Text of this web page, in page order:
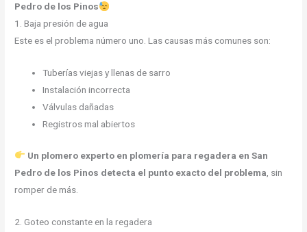
Pedro de los Pinos
1. Baja presión de agua
Este es el problema número uno. Las causas más comunes son:
Tuberías viejas y llenas de sarro
Instalación incorrecta
Válvulas dañadas
Registros mal abiertos
Un plomero experto en plomería para regadera en San
Pedro de los Pinos detecta el punto exacto del problema , sin
romper de más.
2. Goteo constante en la regadera